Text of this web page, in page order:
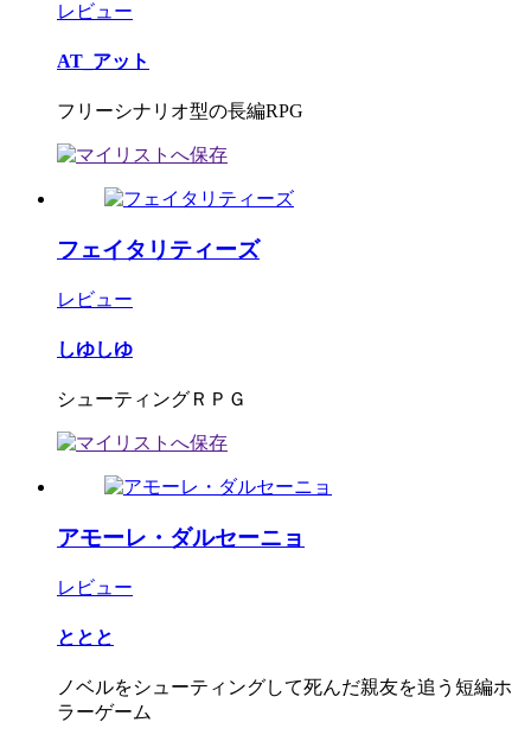
レビュー
AT_アット
フリーシナリオ型の長編RPG
フェイタリティーズ
レビュー
しゆしゆ
シューティングＲＰＧ
アモーレ・ダルセーニョ
レビュー
ととと
ノベルをシューティングして死んだ親友を追う短編ホ
ラーゲーム